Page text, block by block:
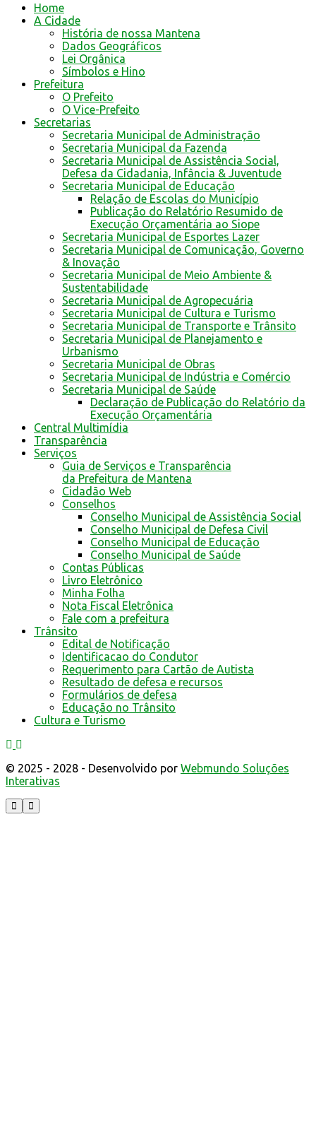
Home
A Cidade
História de nossa Mantena
Dados Geográficos
Lei Orgânica
Símbolos e Hino
Prefeitura
O Prefeito
O Vice-Prefeito
Secretarias
Secretaria Municipal de Administração
Secretaria Municipal da Fazenda
Secretaria Municipal de Assistência Social,
Defesa da Cidadania, Infância & Juventude
Secretaria Municipal de Educação
Relação de Escolas do Município
Publicação do Relatório Resumido de
Execução Orçamentária ao Siope
Secretaria Municipal de Esportes Lazer
Secretaria Municipal de Comunicação, Governo
& Inovação
Secretaria Municipal de Meio Ambiente &
Sustentabilidade
Secretaria Municipal de Agropecuária
Secretaria Municipal de Cultura e Turismo
Secretaria Municipal de Transporte e Trânsito
Secretaria Municipal de Planejamento e
Urbanismo
Secretaria Municipal de Obras
Secretaria Municipal de Indústria e Comércio
Secretaria Municipal de Saúde
Declaração de Publicação do Relatório da
Execução Orçamentária
Central Multimídia
Transparência
Serviços
Guia de Serviços e Transparência
da Prefeitura de Mantena
Cidadão Web
Conselhos
Conselho Municipal de Assistência Social
Conselho Municipal de Defesa Civil
Conselho Municipal de Educação
Conselho Municipal de Saúde
Contas Públicas
Livro Eletrônico
Minha Folha
Nota Fiscal Eletrônica
Fale com a prefeitura
Trânsito
Edital de Notificação
Identificacao do Condutor
Requerimento para Cartão de Autista
Resultado de defesa e recursos
Formulários de defesa
Educação no Trânsito
Cultura e Turismo
© 2025 - 2028 - Desenvolvido por Webmundo Soluções
Interativas